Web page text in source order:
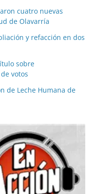
cuatro nuevas
de Olavarría
y refacción en dos
sobre
votos
de Leche Humana de